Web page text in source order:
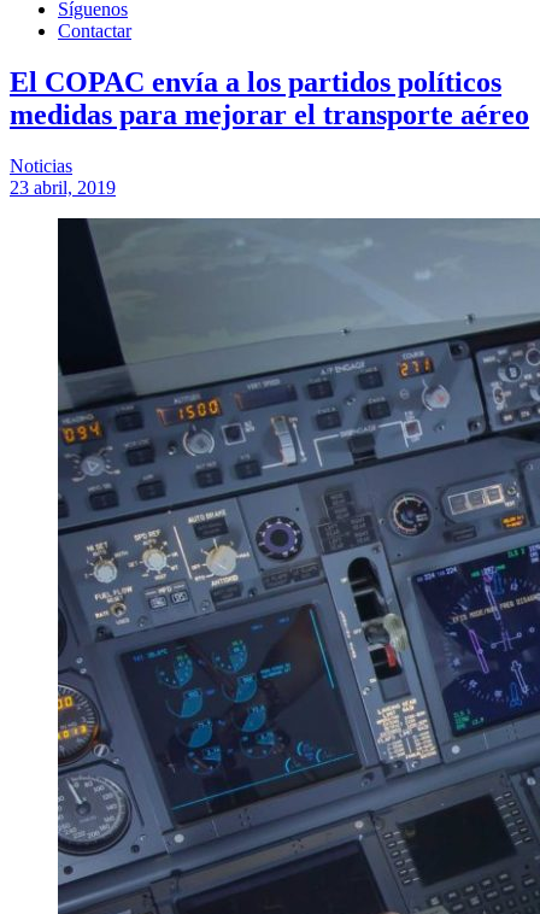
Síguenos
Contactar
El COPAC envía a los partidos políticos
medidas para mejorar el transporte aéreo
Noticias
23 abril, 2019